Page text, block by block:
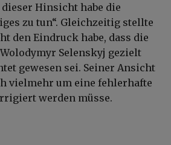
Hinsicht habe die
zu tun“. Gleichzeitig stellte
den Eindruck habe, dass die
Selenskyj gezielt
gewesen sei. Seiner Ansicht
vielmehr um eine fehlerhafte
werden müsse.